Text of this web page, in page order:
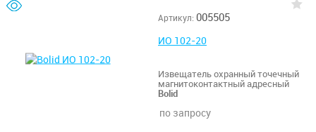
Артикул: 005505
ИО 102-20
Извещатель охранный точечный
магнитоконтактный адресный
Bolid
по запросу